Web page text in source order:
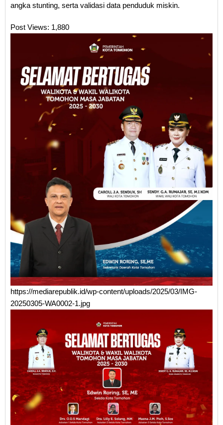
angka stunting, serta validasi data penduduk miskin.
Post Views: 1,880
https://mediarepublik.id/wp-content/uploads/2025/03/IMG-
20250305-WA0002-1.jpg